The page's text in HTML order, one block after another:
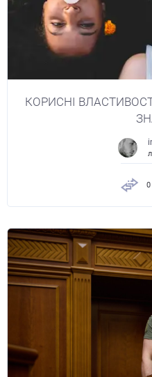
КОРИСНІ
0